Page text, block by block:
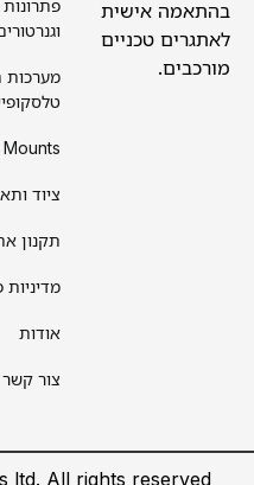
פתרונות
מערכות
Mounts
ציוד
תקנון
מדיניות
אודות
צור קשר
בהתאמה אישית
לאתגרים טכניים
מורכבים.
ltd. All rights reserved